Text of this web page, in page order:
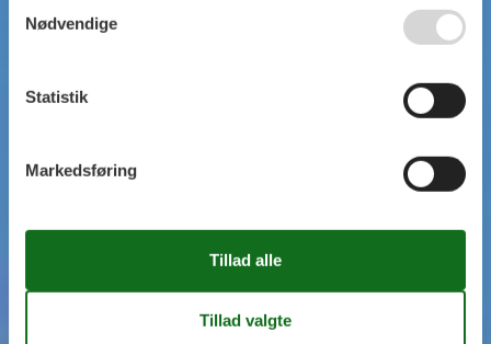
Nødvendige
Statistik
Markedsføring